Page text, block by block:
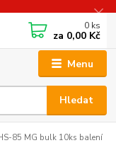
Menu
Hledat
0 ks
za 0,00 Kč
85 MG bulk 10ks balení